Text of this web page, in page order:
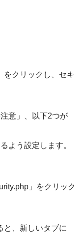
をクリックし、セキ
意」、以下2つが
よう設定します。
」をクリック
と、新しいタブに